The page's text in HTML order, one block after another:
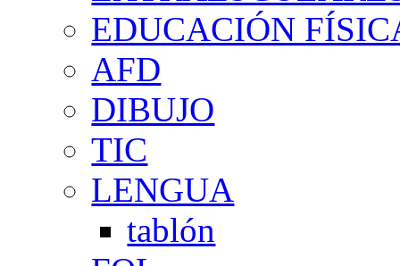
EDUCACIÓN
AFD
DIBUJO
TIC
LENGUA
tablón